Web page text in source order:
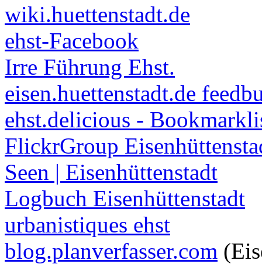
wiki.huettenstadt.de
ehst-Facebook
Irre Führung Ehst.
eisen.huettenstadt.de
ehst.delicious -
FlickrGroup
Seen | Eisenhüttenstadt
Logbuch Eisenhüttenstadt
urbanistiques ehst
blog.planverfasser.com